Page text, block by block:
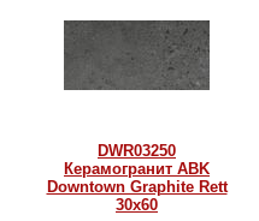
DWR03250
Керамогранит ABK
Downtown Graphite Rett
30х60